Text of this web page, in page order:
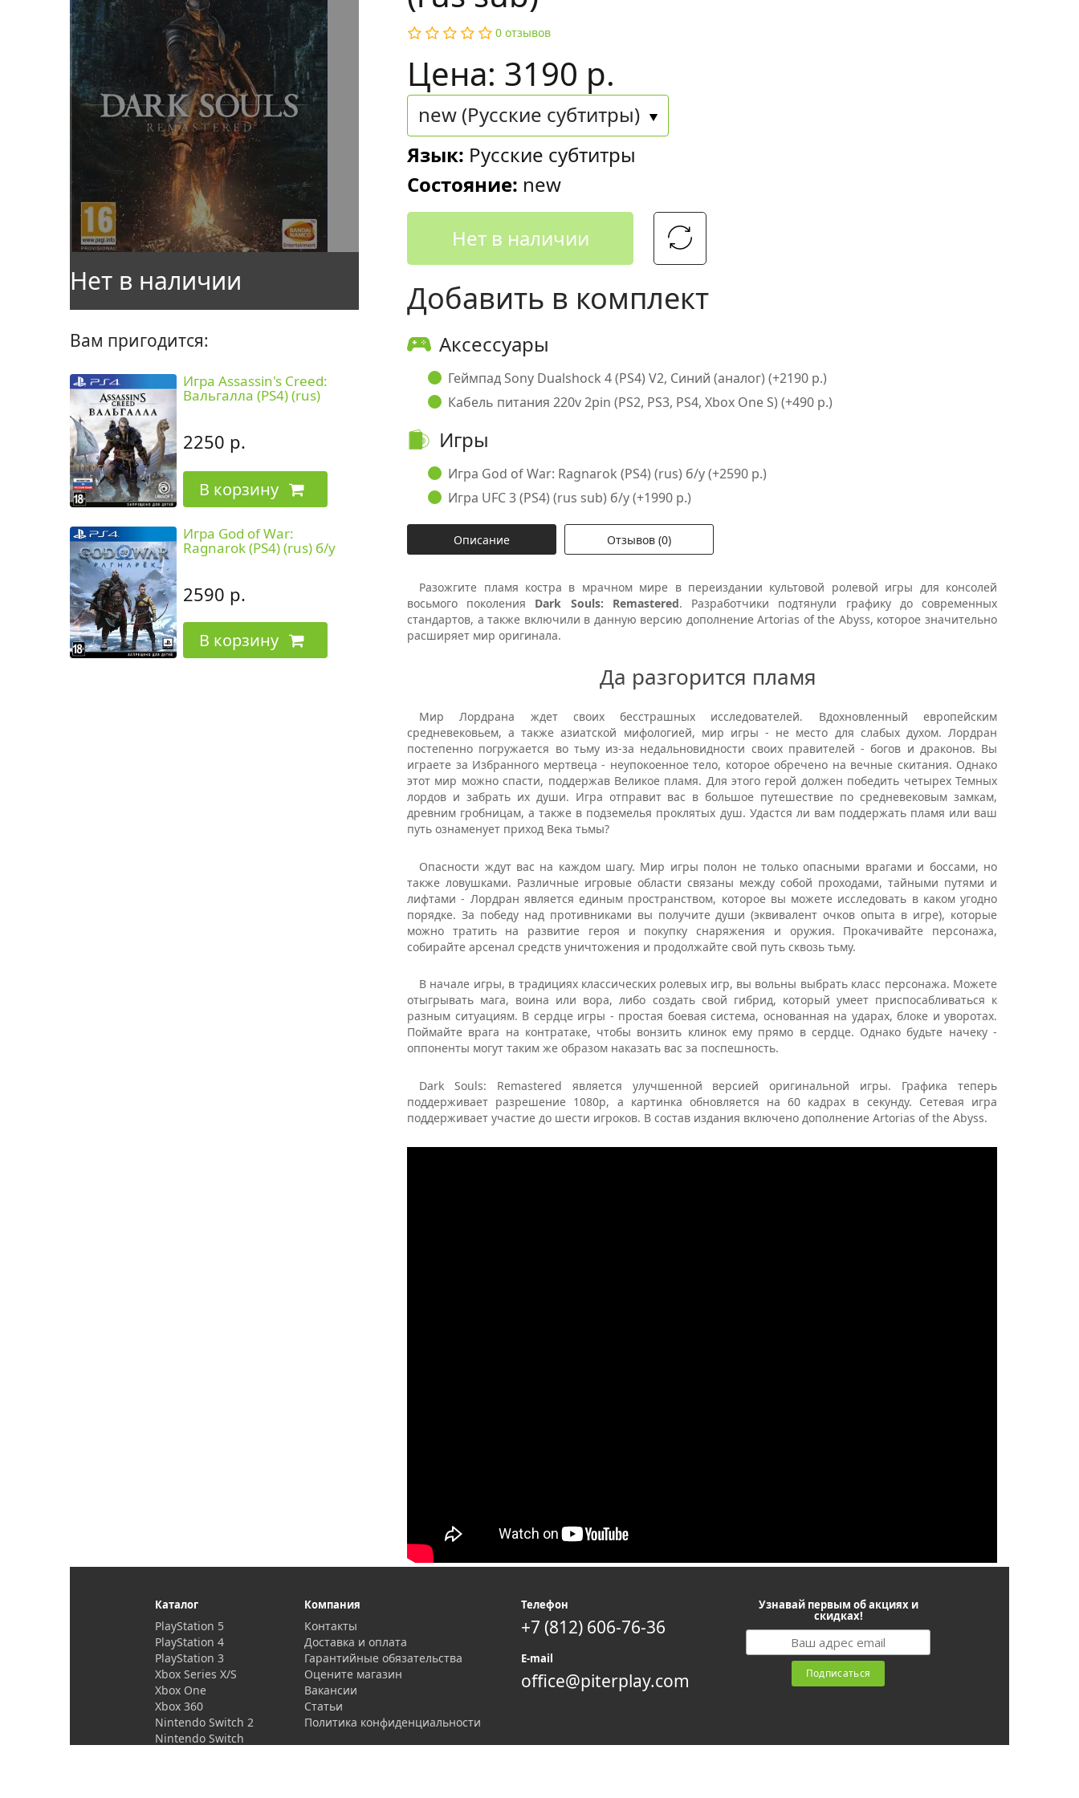
Вам пригодится:
Игра Assassin's Creed:
Вальгалла (PS4) (rus)
2250 р.
В корзину
Игра God of War:
Ragnarok (PS4) (rus) б/у
2590 р.
В корзину
0 отзывов
Цена: 3190 р.
new (Русские субтитры)
Язык: Русские субтитры
Состояние: new
Нет в наличии
Добавить в комплект
Аксессуары
Геймпад Sony Dualshock 4 (PS4) V2, Синий (аналог) (+2190 р.)
Кабель питания 220v 2pin (PS2, PS3, PS4, Xbox One S) (+490 р.)
Игры
Игра God of War: Ragnarok (PS4) (rus) б/у (+2590 р.)
Игра UFC 3 (PS4) (rus sub) б/у (+1990 р.)
Описание Отзывов (0)
Разожгите пламя костра в мрачном мире в переиздании культовой ролевой игры для консолей
восьмого поколения Dark Souls: Remastered. Разработчики подтянули графику до современных
стандартов, а также включили в данную версию дополнение Artorias of the Abyss, которое значительно
расширяет мир оригинала.
Да разгорится пламя
Мир Лордрана ждет своих бесстрашных исследователей. Вдохновленный европейским
средневековьем, а также азиатской мифологией, мир игры - не место для слабых духом. Лордран
постепенно погружается во тьму из-за недальновидности своих правителей - богов и драконов. Вы
играете за Избранного мертвеца - неупокоенное тело, которое обречено на вечные скитания. Однако
этот мир можно спасти, поддержав Великое пламя. Для этого герой должен победить четырех Темных
лордов и забрать их души. Игра отправит вас в большое путешеcтвие по средневековым замкам,
древним гробницам, а также в подземелья проклятых душ. Удастся ли вам поддержать пламя или ваш
путь ознаменует приход Века тьмы?
Опасности ждут вас на каждом шагу. Мир игры полон не только опасными врагами и боссами, но
также ловушками. Различные игровые области связаны между собой проходами, тайными путями и
лифтами - Лордран является единым пространством, которое вы можете исследовать в каком угодно
порядке. За победу над противниками вы получите души (эквивалент очков опыта в игре), которые
можно тратить на развитие героя и покупку снаряжения и оружия. Прокачивайте персонажа,
собирайте арсенал средств уничтожения и продолжайте свой путь сквозь тьму.
В начале игры, в традициях классических ролевых игр, вы вольны выбрать класс персонажа. Можете
отыгрывать мага, воина или вора, либо создать свой гибрид, который умеет приспосабливаться к
разным ситуациям. В сердце игры - простая боевая система, основанная на ударах, блоке и уворотах.
Поймайте врага на контратаке, чтобы вонзить клинок ему прямо в сердце. Однако будьте начеку -
оппоненты могут таким же образом наказать вас за поспешность.
Dark Souls: Remastered является улучшенной версией оригинальной игры. Графика теперь
поддерживает разрешение 1080p, а картинка обновляется на 60 кадрах в секунду. Сетевая игра
поддерживает участие до шести игроков. В состав издания включено дополнение Artorias of the Abyss.
Каталог
PlayStation 5
PlayStation 4
PlayStation 3
Xbox Series X/S
Xbox One
Xbox 360
Nintendo Switch 2
Nintendo Switch
Компания
Контакты
Доставка и оплата
Гарантийные обязательства
Оцените магазин
Вакансии
Статьи
Политика конфиденциальности
Телефон
+7 (812) 606-76-36
E-mail
office@piterplay.com
Узнавай первым об акциях и
скидках!